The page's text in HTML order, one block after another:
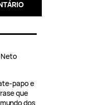
papo e
que
dos